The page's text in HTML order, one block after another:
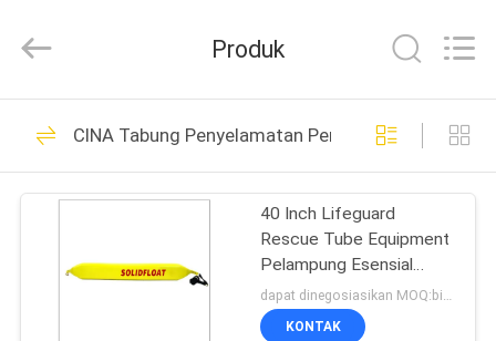
RUMAH
PRODUK
TENTANG
Industries
Inc..
Reserved.
Busa Pool Float
43
Produk
CINA Tabung Penyelamatan Penjaga Pantai
40 Inch Lifeguard
Rescue Tube Equipment
Pelampung Esensial
Sangat Tetap Berakhir
dapat dinegosiasikan MOQ:bisa dinegosiasikan
KONTAK